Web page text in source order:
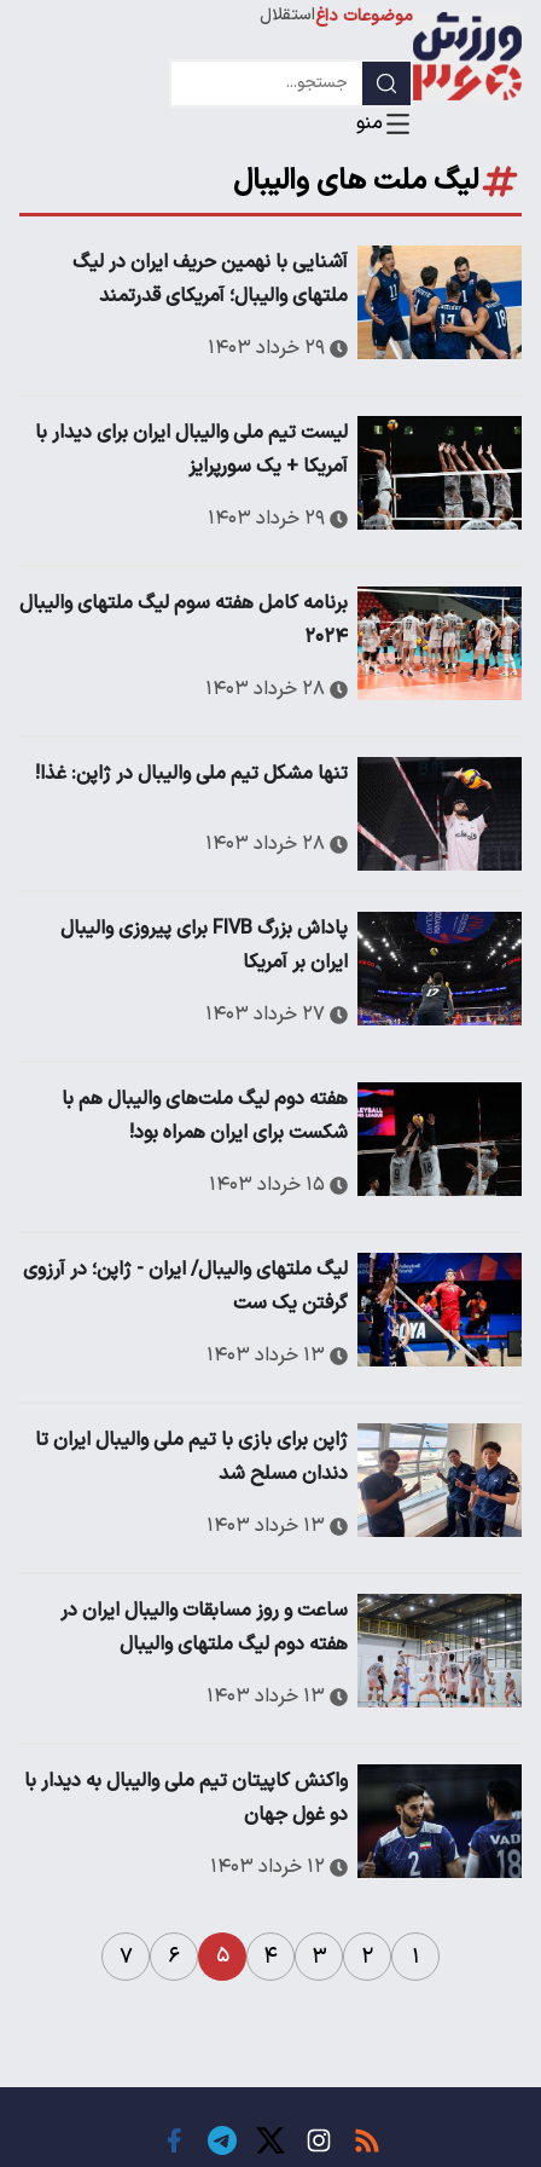
موضوعات داغاستقلال
لیگ ملت های والیبال
آشنایی با نهمین حریف ایران در لیگ
ملتهای والیبال؛ آمریکای قدرتمند
۲۹ خرداد ۱۴۰۳
لیست تیم ملی والیبال ایران برای دیدار با
آمریکا + یک سورپرایز
۲۹ خرداد ۱۴۰۳
برنامه کامل هفته سوم لیگ ملتهای والیبال
۲۰۲۴
۲۸ خرداد ۱۴۰۳
تنها مشکل تیم ملی والیبال در ژاپن: غذا!
۲۸ خرداد ۱۴۰۳
پاداش بزرگ FIVB برای پیروزی والیبال
ایران بر آمریکا
۲۷ خرداد ۱۴۰۳
هفته دوم لیگ ملت‌های والیبال هم با
شکست برای ایران همراه بود!
۱۵ خرداد ۱۴۰۳
لیگ ملتهای والیبال/ ایران - ژاپن؛ در آرزوی
گرفتن یک ست
۱۳ خرداد ۱۴۰۳
ژاپن برای بازی با تیم ملی والیبال ایران تا
دندان مسلح شد
۱۳ خرداد ۱۴۰۳
ساعت و روز مسابقات والیبال ایران در
هفته دوم لیگ ملتهای والیبال
۱۳ خرداد ۱۴۰۳
واکنش کاپیتان تیم ملی والیبال به دیدار با
دو غول جهان
۱۲ خرداد ۱۴۰۳
۱ ۲ ۳ ۴ ۵ ۶ ۷